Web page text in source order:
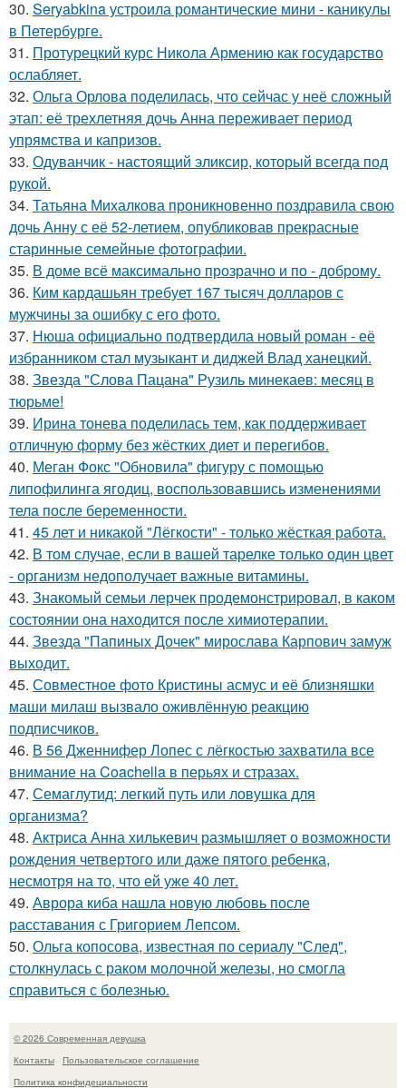
30. Seryabkina устроила романтические мини - каникулы
в Петербурге.
31. Протурецкий курс Никола Армению как государство
ослабляет.
32. Ольга Орлова поделилась, что сейчас у неё сложный
этап: её трехлетняя дочь Анна переживает период
упрямства и капризов.
33. Одуванчик - настоящий эликсир, который всегда под
рукой.
34. Татьяна Михалкова проникновенно поздравила свою
дочь Анну с её 52-летием, опубликовав прекрасные
старинные семейные фотографии.
35. В доме всё максимально прозрачно и по - доброму.
36. Ким кардашьян требует 167 тысяч долларов с
мужчины за ошибку с его фото.
37. Нюша официально подтвердила новый роман - её
избранником стал музыкант и диджей Влад ханецкий.
38. Звезда "Слова Пацана" Рузиль минекаев: месяц в
тюрьме!
39. Ирина тонева поделилась тем, как поддерживает
отличную форму без жёстких диет и перегибов.
40. Меган Фокс "Обновила" фигуру с помощью
липофилинга ягодиц, воспользовавшись изменениями
тела после беременности.
41. 45 лет и никакой "Лёгкости" - только жёсткая работа.
42. В том случае, если в вашей тарелке только один цвет
- организм недополучает важные витамины.
43. Знакомый семьи лерчек продемонстрировал, в каком
состоянии она находится после химиотерапии.
44. Звезда "Папиных Дочек" мирослава Карпович замуж
выходит.
45. Совместное фото Кристины асмус и её близняшки
маши милаш вызвало оживлённую реакцию
подписчиков.
46. В 56 Дженнифер Лопес с лёгкостью захватила все
внимание на Coachella в перьях и стразах.
47. Семаглутид: легкий путь или ловушка для
организма?
48. Актриса Анна хилькевич размышляет о возможности
рождения четвертого или даже пятого ребенка,
несмотря на то, что ей уже 40 лет.
49. Аврора киба нашла новую любовь после
расставания с Григорием Лепсом.
50. Ольга копосова, известная по сериалу "След",
столкнулась с раком молочной железы, но смогла
справиться с болезнью.
© 2026 Современная девушка
Контакты
Пользовательское соглашение
Политика конфидециальности